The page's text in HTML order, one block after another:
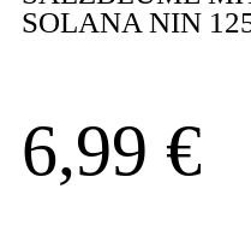
SOLANA NIN
6,99 €